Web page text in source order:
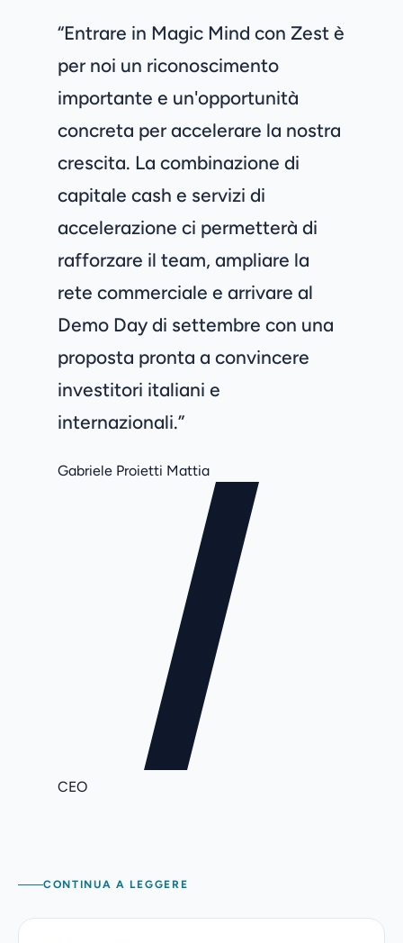
“Entrare in Magic Mind con Zest è
per noi un riconoscimento
importante e un'opportunità
concreta per accelerare la nostra
crescita. La combinazione di
capitale cash e servizi di
accelerazione ci permetterà di
rafforzare il team, ampliare la
rete commerciale e arrivare al
Demo Day di settembre con una
proposta pronta a convincere
investitori italiani e
internazionali.”
Gabriele Proietti Mattia
CEO
CONTINUA A LEGGERE